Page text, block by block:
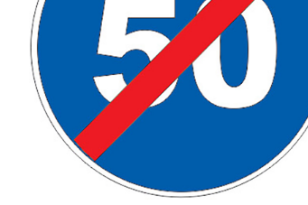
Водоналивные барьеры,
Дорожные
Сигнальные гирлянды и
Искусственная дорожная